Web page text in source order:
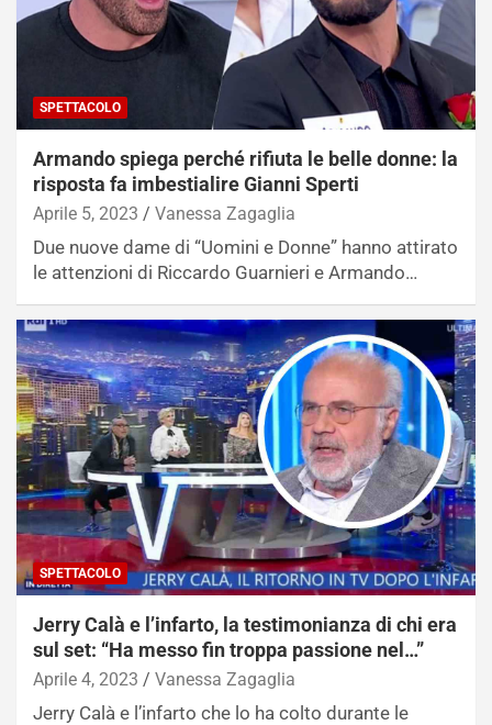
SPETTACOLO
Armando spiega perché rifiuta le belle donne: la
risposta fa imbestialire Gianni Sperti
Aprile 5, 2023 Vanessa Zagaglia
Due nuove dame di “Uomini e Donne” hanno attirato
le attenzioni di Riccardo Guarnieri e Armando…
SPETTACOLO
Jerry Calà e l’infarto, la testimonianza di chi era
sul set: “Ha messo fin troppa passione nel…”
Aprile 4, 2023 Vanessa Zagaglia
Jerry Calà e l’infarto che lo ha colto durante le